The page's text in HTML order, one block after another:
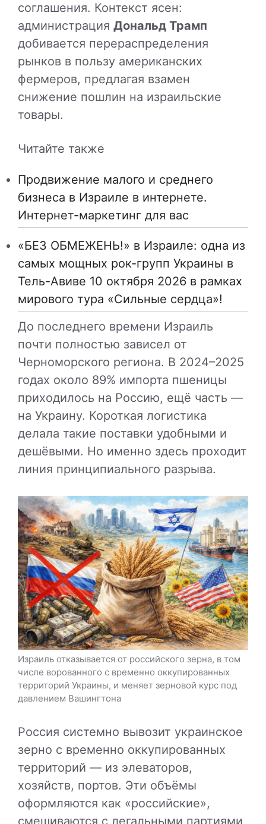
соглашения. Контекст ясен:
администрация Дональд Трамп
добивается перераспределения
рынков в пользу американских
фермеров, предлагая взамен
снижение пошлин на израильские
товары.
Читайте также
Продвижение малого и среднего
бизнеса в Израиле в интернете.
Интернет-маркетинг для вас
«БЕЗ ОБМЕЖЕНЬ!» в Израиле: одна из
самых мощных рок-групп Украины в
Тель-Авиве 10 октября 2026 в рамках
мирового тура «Сильные сердца»!
До последнего времени Израиль
почти полностью зависел от
Черноморского региона. В 2024–2025
годах около 89% импорта пшеницы
приходилось на Россию, ещё часть —
на Украину. Короткая логистика
делала такие поставки удобными и
дешёвыми. Но именно здесь проходит
линия принципиального разрыва.
Израиль отказывается от российского зерна, в том
числе ворованного с временно оккупированных
территорий Украины, и меняет зерновой курс под
давлением Вашингтона
Россия системно вывозит украинское
зерно с временно оккупированных
территорий — из элеваторов,
хозяйств, портов. Эти объёмы
оформляются как «российские»,
смешиваются с легальными партиями